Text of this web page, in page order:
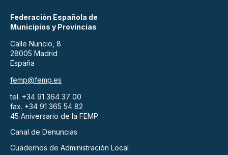
Federación Española de
Municipios y Provincias
Calle Nuncio, 8
28005 Madrid
España
femp@femp.es
tel. +34 91 364 37 00
fax. +34 91 365 54 82
45 Aniversario de la FEMP
Canal de Denuncias
Cuadernos de Administración Local